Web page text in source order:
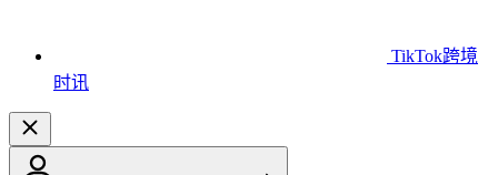
TikTok跨境
时讯